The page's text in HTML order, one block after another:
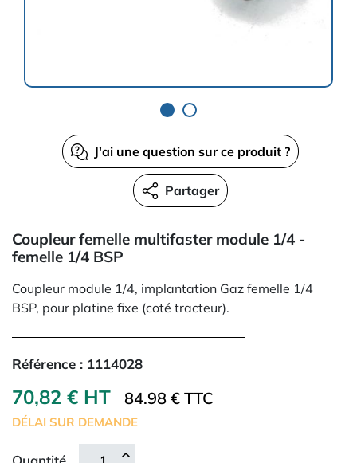
J'ai une question sur ce produit ?
Partager
Coupleur femelle multifaster module 1/4 -
femelle 1/4 BSP
Coupleur module 1/4, implantation Gaz femelle 1/4
BSP, pour platine fixe (coté tracteur).
Référence : 1114028
70,82 € HT 84.98 € TTC
DÉLAI SUR DEMANDE